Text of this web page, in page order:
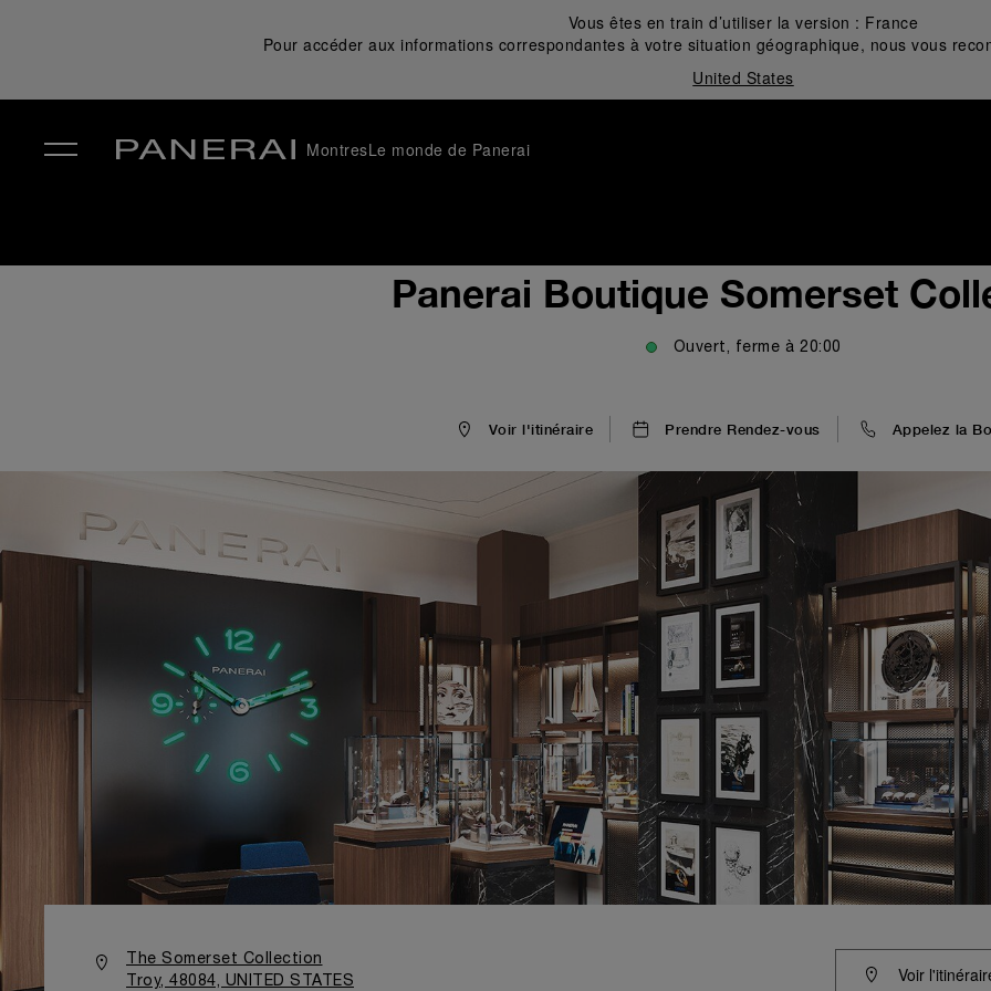
Vous êtes en train d’utiliser la version : France
Pour accéder aux informations correspondantes à votre situation géographique, nous vous
United States
MontresLe monde de Panerai
Panerai Boutique Somerset
Ouvert, ferme à 20:00
Voir l'itinéraire Prendre Rendez-vous Appelez la
The Somerset Collection
Troy, 48084, UNITED STATES
Voir